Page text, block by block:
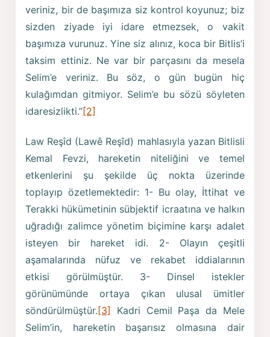
veriniz, bir de başımıza siz kontrol koyunuz; biz
sizden ziyade iyi idare etmezsek, o vakit
başımıza vurunuz. Yine siz alınız, koca bir Bitlis’i
taksim ettiniz. Ne var bir parçasını da mesela
Selim’e veriniz. Bu söz, o gün bugün hiç
kulağımdan gitmiyor. Selim’e bu sözü söyleten
idaresizlikti.”[2]
Law Reşîd (Lawê Reşîd) mahlasıyla yazan Bitlisli
Kemal Fevzi, hareketin niteliğini ve temel
etkenlerini şu şekilde üç nokta üzerinde
toplayıp özetlemektedir: 1- Bu olay, İttihat ve
Terakki hükümetinin sübjektif icraatına ve halkın
uğradığı zalimce yönetim biçimine karşı adalet
isteyen bir hareket idi. 2- Olayın çeşitli
aşamalarında nüfuz ve rekabet iddialarının
etkisi görülmüştür. 3- Dinsel istekler
görünümünde ortaya çıkan ulusal ümitler
söndürülmüştür.[3]
Kadri Cemil Paşa da Mele
Selim’in, hareketin başarısız olmasına dair